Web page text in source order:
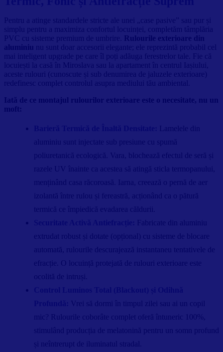
Pentru a atinge standardele stricte ale unei „case pasive” sau pur și
simplu pentru a maximiza confortul locuinței, completăm tâmplăria
PVC cu sisteme premium de umbrire.
Rulourile exterioare din
aluminiu
nu sunt doar accesorii elegante; ele reprezintă probabil cel
mai inteligent upgrade pe care îl poți adăuga ferestrelor tale. Fie că
locuiești la casă în Miroslava sau la apartament în centrul Iașiului,
aceste rulouri (cunoscute și sub denumirea de jaluzele exterioare)
redefinesc complet controlul asupra mediului tău ambiental.
Iată de ce montajul rulourilor exterioare este o necesitate, nu un
moft:
Lamelele din
aluminiu sunt injectate sub presiune cu spumă
poliuretanică ecologică. Vara, blochează efectul de seră și
razele UV înainte ca acestea să atingă sticla termopanului,
menținând casa răcoroasă. Iarna, creează o pernă de aer
izolantă între rulou și fereastră, acționând ca o pătură
termică ce împiedică evadarea căldurii.
Fabricate din aluminiu
extrudat robust și dotate (opțional) cu sisteme de blocare
automată, rulourile descurajează instantaneu tentativele de
efracție. O locuință protejată de rulouri exterioare este
ocolită de intruși.
Vrei să dormi în timpul zilei sau ai un copil
mic? Rulourile coborâte complet oferă întuneric 100%,
stimulând producția de melatonină pentru un somn profund
și neîntrerupt de iluminatul stradal.